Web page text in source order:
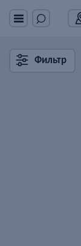
Фильтр